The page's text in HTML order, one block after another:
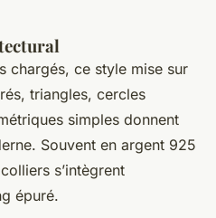
chargés, ce style mise sur
triangles, cercles
simples donnent
Souvent en argent 925
s’intègrent
épuré.